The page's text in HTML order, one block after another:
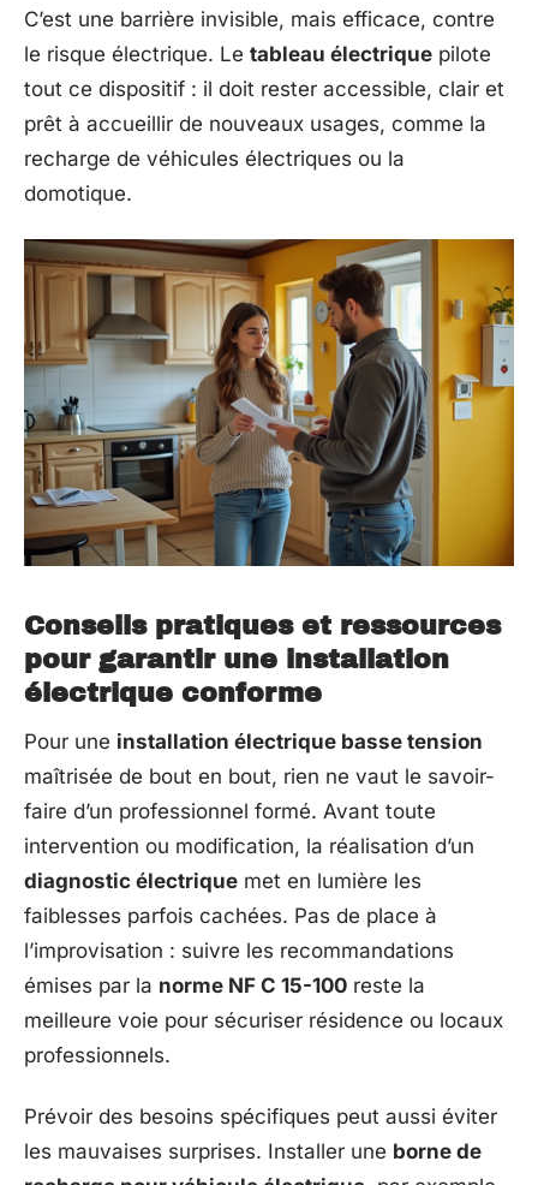
C’est une barrière invisible, mais efficace, contre
le risque électrique. Le tableau électrique pilote
tout ce dispositif : il doit rester accessible, clair et
prêt à accueillir de nouveaux usages, comme la
recharge de véhicules électriques ou la
domotique.
Conseils pratiques et ressources
pour garantir une installation
électrique conforme
Pour une installation électrique basse tension
maîtrisée de bout en bout, rien ne vaut le savoir-
faire d’un professionnel formé. Avant toute
intervention ou modification, la réalisation d’un
diagnostic électrique met en lumière les
faiblesses parfois cachées. Pas de place à
l’improvisation : suivre les recommandations
émises par la norme NF C 15-100 reste la
meilleure voie pour sécuriser résidence ou locaux
professionnels.
Prévoir des besoins spécifiques peut aussi éviter
les mauvaises surprises. Installer une borne de